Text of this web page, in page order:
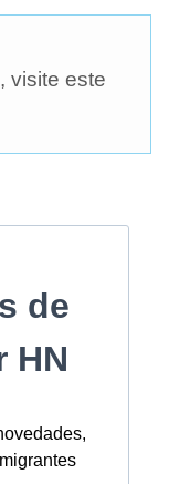
, visite este